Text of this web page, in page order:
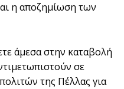
η αποζημίωση των
άμεσα στην καταβολή
σε
της Πέλλας για